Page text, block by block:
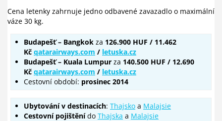
Cena letenky zahrnuje jedno odbavené zavazadlo o maximální
váze 30 kg.
Budapešť – Bangkokza 126.900 HUF / 11.462
Kč qatarairways.com / letuska.cz
Budapešť – Kuala Lumpurza 140.500 HUF / 12.690
Kč qatarairways.com / letuska.cz
Cestovní období: prosinec 2014
Ubytování v destinacích: Thajskoa Malajsie
Cestovní pojištěnído Thajska a Malajsie